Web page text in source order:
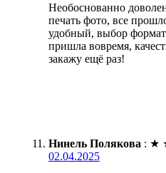
Необоснованно
печать фото, все
удобный, выбор
пришла вовремя,
закажу ещё раз!
Нинель Полякова : ★
02.04.2025